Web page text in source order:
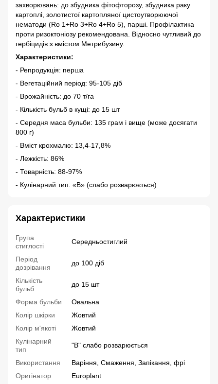
захворювань: до збудника фітофторозу, збудника раку
картоплі, золотистої картопляної цистоутворюючої
нематоди (Ro 1+Ro 3+Ro 4+Ro 5), парші. Профілактика
проти ризоктоніозу рекомендована. Відносно чутливий до
гербіцидів з вмістом Метрибузину.
Характеристики:
- Репродукція: перша
- Вегетаційний період: 95-105 діб
- Врожайність: до 70 т/га
- Кількість бульб в кущі: до 15 шт
- Середня маса бульби: 135 грам і вище (може досягати
800 г)
- Вміст крохмалю: 13,4-17,8%
- Лежкість: 86%
- Товарність: 88-97%
- Кулінарний тип: «В» (слабо розварюється)
Характеристики
Група
стиглості
Середньостиглий
Період
дозрівання
до 100 діб
Кількість
бульб
до 15 шт
Форма бульби
Овальна
Колір шкірки
Жовтий
Колір м'якоті
Жовтий
Кулінарний
тип
"В" слабо розварюється
Використання
Варіння, Смаження, Запікання, фрі
Оригінатор
Europlant